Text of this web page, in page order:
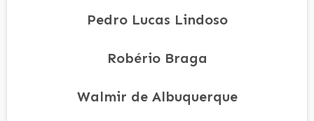
Pedro Lucas Lindoso
Robério Braga
Walmir de Albuquerque